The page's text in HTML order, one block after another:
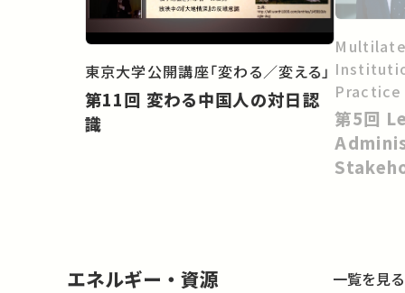
東京大学公開講座「変わる／変える」
第11回 変わる中国人の対日認
識
Practice
第5回 Lecture - Internal
エネルギー・資源 一覧を見る